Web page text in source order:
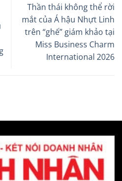
Thần thái không thể rời
mắt của Á hậu Nhựt Linh
trên “ghế” giám khảo tại
Miss Business Charm
International 2026